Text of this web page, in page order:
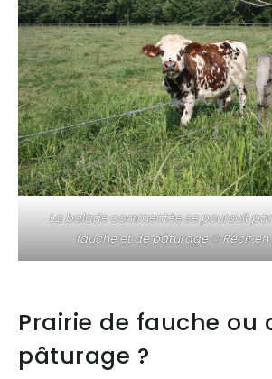
La balade commentée se poursuit
fauche et de pâturage © Récit en
Prairie de fauche ou
pâturage ?